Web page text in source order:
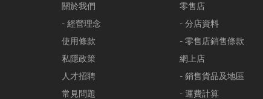
關於我們
- 經營理念
使用條款
私隱政策
人才招聘
常見問題
零售店
- 分店資料
- 零售店銷售條款
網上店
- 銷售貨品及地區
- 運費計算